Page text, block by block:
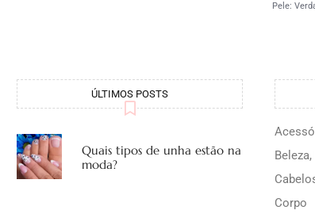
Pele:
ÚLTIMOS POSTS
Quais tipos de unha estão na
moda?
Corpo